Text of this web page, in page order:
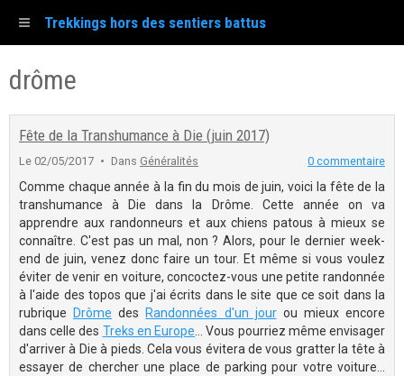
Trekkings hors des sentiers battus
drôme
Fête de la Transhumance à Die (juin 2017)
Le 02/05/2017 Dans Généralités 0 commentaire
Comme chaque année à la fin du mois de juin, voici la fête de la
transhumance à Die dans la Drôme. Cette année on va
apprendre aux randonneurs et aux chiens patous à mieux se
connaître. C'est pas un mal, non ? Alors, pour le dernier week-
end de juin, venez donc faire un tour. Et même si vous voulez
éviter de venir en voiture, concoctez-vous une petite randonnée
à l'aide des topos que j'ai écrits dans le site que ce soit dans la
rubriqueDrôme desRandonnées d'un jourou mieux encore
dans celle des Treks en Europe ... Vous pourriez même envisager
d'arriver à Die à pieds. Cela vous évitera de vous gratter la tête à
essayer de chercher une place de parking pour votre voiture...